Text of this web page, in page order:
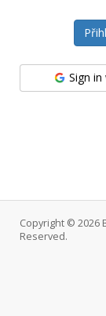
Sign
Copyright © 2026
Reserved.